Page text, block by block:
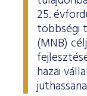
25.
többségi
(MNB)
hazai